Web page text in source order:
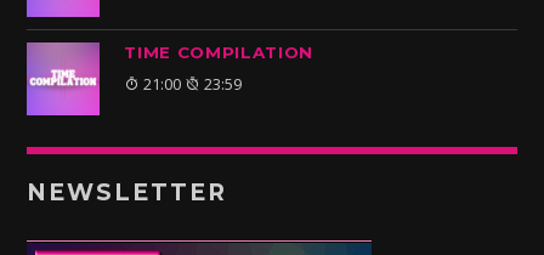
TIME COMPILATION
21:00 23:59
NEWSLETTER